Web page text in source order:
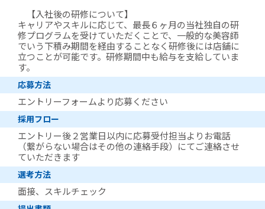
【入社後の研修について】
キャリアやスキルに応じて、最長６ヶ月の当社独自の研
修プログラムを受けていただくことで、一般的な美容師
でいう下積み期間を経由することなく研修後には店舗に
立つことが可能です。研修期間中も給与を支給していま
す。
応募方法
エントリーフォームより応募ください
採用フロー
エントリー後２営業日以内に応募受付担当よりお電話
（繋がらない場合はその他の連絡手段）にてご連絡させ
ていただきます
選考方法
面接、スキルチェック